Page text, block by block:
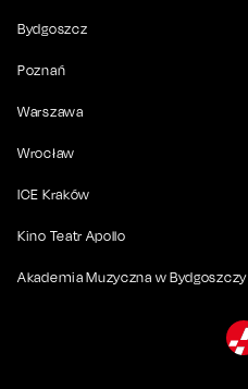
Bydgoszcz
Poznań
Warszawa
Wrocław
ICE Kraków
Kino Teatr Apollo
Akademia Muzyczna w Bydgoszczy